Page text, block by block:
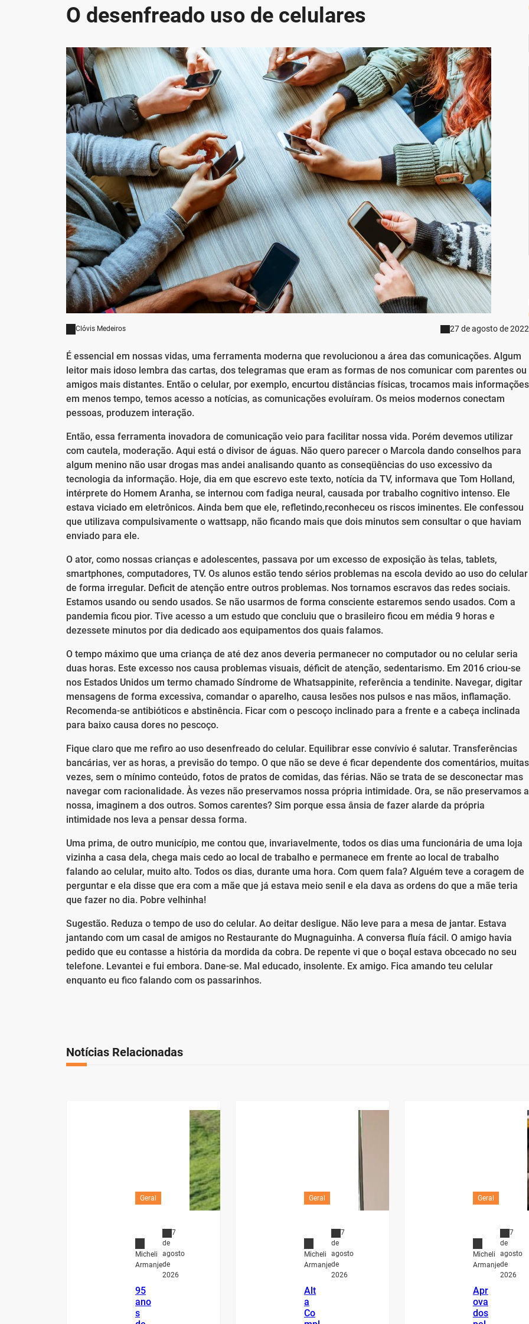
O desenfreado uso de celulares
Clóvis Medeiros 27 de agosto de 2022
É essencial em nossas vidas, uma ferramenta moderna que revolucionou a área das comunicações. Algum
leitor mais idoso lembra das cartas, dos telegramas que eram as formas de nos comunicar com parentes ou
amigos mais distantes. Então o celular, por exemplo, encurtou distâncias físicas, trocamos mais informações
em menos tempo, temos acesso a notícias, as comunicações evoluíram. Os meios modernos conectam
pessoas, produzem interação.
Então, essa ferramenta inovadora de comunicação veio para facilitar nossa vida. Porém devemos utilizar
com cautela, moderação. Aqui está o divisor de águas. Não quero parecer o Marcola dando conselhos para
algum menino não usar drogas mas andei analisando quanto as conseqüências do uso excessivo da
tecnologia da informação. Hoje, dia em que escrevo este texto, notícia da TV, informava que Tom Holland,
intérprete do Homem Aranha, se internou com fadiga neural, causada por trabalho cognitivo intenso. Ele
estava viciado em eletrônicos. Ainda bem que ele, refletindo,reconheceu os riscos iminentes. Ele confessou
que utilizava compulsivamente o wattsapp, não ficando mais que dois minutos sem consultar o que haviam
enviado para ele.
O ator, como nossas crianças e adolescentes, passava por um excesso de exposição às telas, tablets,
smartphones, computadores, TV. Os alunos estão tendo sérios problemas na escola devido ao uso do celular
de forma irregular. Deficit de atenção entre outros problemas. Nos tornamos escravos das redes sociais.
Estamos usando ou sendo usados. Se não usarmos de forma consciente estaremos sendo usados. Com a
pandemia ficou pior. Tive acesso a um estudo que concluiu que o brasileiro ficou em média 9 horas e
dezessete minutos por dia dedicado aos equipamentos dos quais falamos.
O tempo máximo que uma criança de até dez anos deveria permanecer no computador ou no celular seria
duas horas. Este excesso nos causa problemas visuais, déficit de atenção, sedentarismo. Em 2016 criou-se
nos Estados Unidos um termo chamado Síndrome de Whatsappinite, referência a tendinite. Navegar, digitar
mensagens de forma excessiva, comandar o aparelho, causa lesões nos pulsos e nas mãos, inflamação.
Recomenda-se antibióticos e abstinência. Ficar com o pescoço inclinado para a frente e a cabeça inclinada
para baixo causa dores no pescoço.
Fique claro que me refiro ao uso desenfreado do celular. Equilibrar esse convívio é salutar. Transferências
bancárias, ver as horas, a previsão do tempo. O que não se deve é ficar dependente dos comentários, muitas
vezes, sem o mínimo conteúdo, fotos de pratos de comidas, das férias. Não se trata de se desconectar mas
navegar com racionalidade. Às vezes não preservamos nossa própria intimidade. Ora, se não preservamos a
nossa, imaginem a dos outros. Somos carentes? Sim porque essa ânsia de fazer alarde da própria
intimidade nos leva a pensar dessa forma.
Uma prima, de outro município, me contou que, invariavelmente, todos os dias uma funcionária de uma loja
vizinha a casa dela, chega mais cedo ao local de trabalho e permanece em frente ao local de trabalho
falando ao celular, muito alto. Todos os dias, durante uma hora. Com quem fala? Alguém teve a coragem de
perguntar e ela disse que era com a mãe que já estava meio senil e ela dava as ordens do que a mãe teria
que fazer no dia. Pobre velhinha!
Sugestão. Reduza o tempo de uso do celular. Ao deitar desligue. Não leve para a mesa de jantar. Estava
jantando com um casal de amigos no Restaurante do Mugnaguinha. A conversa fluía fácil. O amigo havia
pedido que eu contasse a história da mordida da cobra. De repente vi que o boçal estava obcecado no seu
telefone. Levantei e fui embora. Dane-se. Mal educado, insolente. Ex amigo. Fica amando teu celular
enquanto eu fico falando com os passarinhos.
Notícias Relacionadas
Geral
Micheli
Armanje
7
de
agosto
de
2026
95
ano
s
Geral
Micheli
Armanje
7
de
agosto
de
2026
Alt
a
Co
Geral
Micheli
Armanje
7
de
agosto
de
2026
Apr
ova
dos